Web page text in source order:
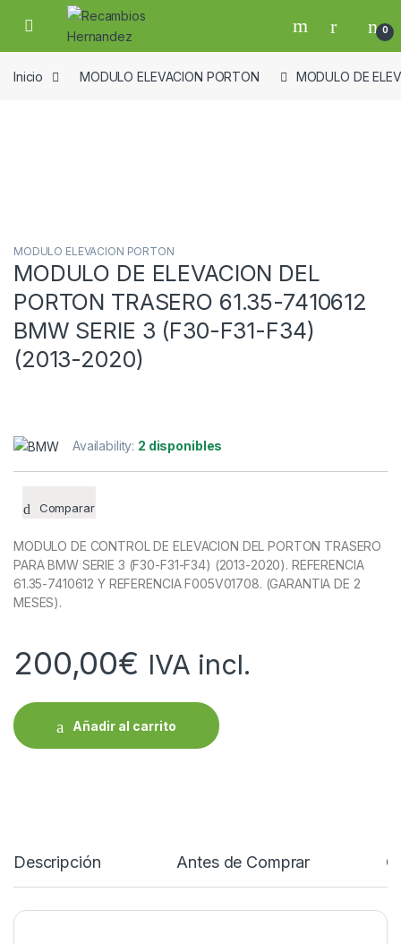
Skip to navigation
Skip to content
Open 0
Inicio MODULO ELEVACION PORTON MODULO DE
MODULO ELEVACION PORTON
MODULO DE ELEVACION DEL
PORTON TRASERO 61.35-7410612
BMW SERIE 3 (F30-F31-F34)
(2013-2020)
Availability: 2 disponibles
Comparar
MODULO DE CONTROL DE ELEVACION DEL PORTON TRASERO
PARA BMW SERIE 3 (F30-F31-F34) (2013-2020). REFERENCIA
61.35-7410612 Y REFERENCIA F005V01708. (GARANTIA DE 2
MESES).
200,00€ IVA incl.
Añadir al carrito
Descripción Antes de Comprar